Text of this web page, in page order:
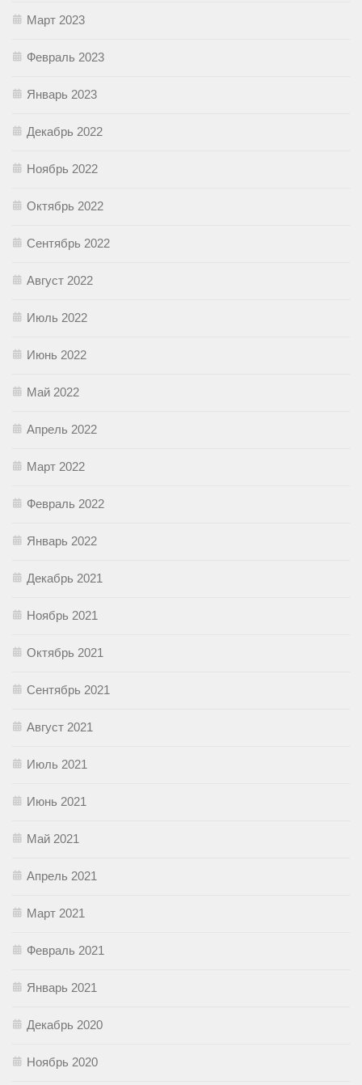
Март 2023
Февраль 2023
Январь 2023
Декабрь 2022
Ноябрь 2022
Октябрь 2022
Сентябрь 2022
Август 2022
Июль 2022
Июнь 2022
Май 2022
Апрель 2022
Март 2022
Февраль 2022
Январь 2022
Декабрь 2021
Ноябрь 2021
Октябрь 2021
Сентябрь 2021
Август 2021
Июль 2021
Июнь 2021
Май 2021
Апрель 2021
Март 2021
Февраль 2021
Январь 2021
Декабрь 2020
Ноябрь 2020